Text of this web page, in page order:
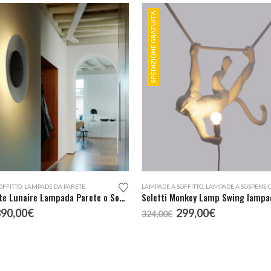
LAMPADE DA PARETE
FontanaArte Lunaire Lampada Parete o Soffitto
prezzo
€Il
SPEDIZIONE GRATUITA
LAMPADE A SOFFITTO LAMPADE A
324,00€ Il
prezzo
299,00€Il